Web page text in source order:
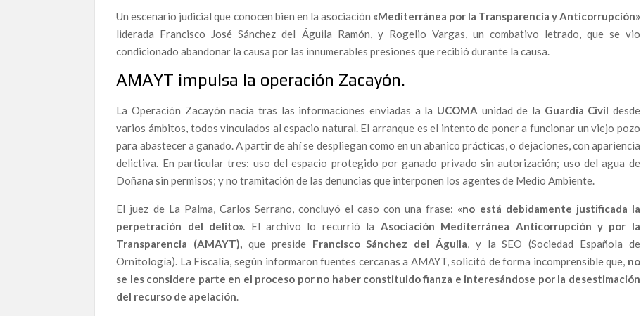
Líneas Aéreas
Editorial: Invercaria–Al Andalus: la absolución que consagra la impunidad
La absolución del caso Invercaria–Al Andalus: el proyecto “aéreo” que se estrelló con dinero público
Luis Gonzalo Segura publica ESPAÑA, CARA B: un libro imprescindible para comprender la descomposición
Alternativa Republicana toma las calles este 8M: un feminismo que reclama República para transformar la
sociedad
Cuando denunciar no es seguro: la dimisión del DAO revela el fracaso del canal interno de la Policía Nacional
El pacto de silencio que protege al poder: el caso de Elisa Mouliaá y la soledad de quienes denuncian
España ante el abismo de la corrupción: La metástasis de un sistema sostenido por la impunidad
Infraestructuras al límite del colapso: cómo la corrupción erosiona la seguridad ferroviaria en España
Poder en la Penumbra: Redes de Influencia, Rescates Públicos y el Entorno del Expresidente Zapatero
Un escenario judicial que conocen bien en la asociación «Mediterránea por la Transparencia y Anticorrupción»
liderada Francisco José Sánchez del Águila Ramón, y Rogelio Vargas, un combativo letrado, que se vio
condicionado abandonar la causa por las innumerables presiones que recibió durante la causa.
AMAYT impulsa la operación Zacayón.
La Operación Zacayón nacía tras las informaciones enviadas a la UCOMA unidad de la Guardia Civil desde
varios ámbitos, todos vinculados al espacio natural. El arranque es el intento de poner a funcionar un viejo pozo
para abastecer a ganado. A partir de ahí se despliegan como en un abanico prácticas, o dejaciones, con apariencia
delictiva. En particular tres: uso del espacio protegido por ganado privado sin autorización; uso del agua de
Doñana sin permisos; y no tramitación de las denuncias que interponen los agentes de Medio Ambiente.
El juez de La Palma, Carlos Serrano, concluyó el caso con una frase: «no está debidamente justificada la
perpetración del delito». El archivo lo recurrió la Asociación Mediterránea Anticorrupción y por la
Transparencia (AMAYT), que preside Francisco Sánchez del Águila, y la SEO (Sociedad Española de
Ornitología). La Fiscalía, según informaron fuentes cercanas a AMAYT, solicitó de forma incomprensible que, no
se les considere parte en el proceso por no haber constituido fianza e interesándose por la desestimación
del recurso de apelación.